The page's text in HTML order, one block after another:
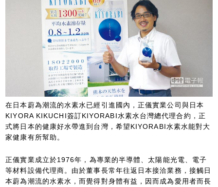
在日本蔚為潮流的水素水已經引進國內，正儀實業公司與日本
KIYORA KIKUCHI簽訂KIYORABI水素水台灣總代理合約，正
式將日本的健康好水帶進到台灣，希望KIYORABI水素水能對大
家健康有所幫助。
正儀實業成立於1976年，為專業的半導體、太陽能光電、電子
等材料設備代理商。由於董事長常年往返日本接洽業務，接觸日
本蔚為潮流的水素水，而覺得對身體有益，因而成為愛用者而長